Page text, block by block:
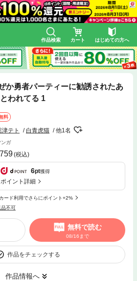
作品検索 カート はじめての方へ
か勇者パーティーに勧誘されたあ
われてる 1
料
津テト 白青虎猫 他1名
ンガ
759(税込)
6pt獲得
ポイント詳細
ード利用でさらにポイント+2%
品不可
無料で読む
08/16まで
作品をチェックする
作品情報へ